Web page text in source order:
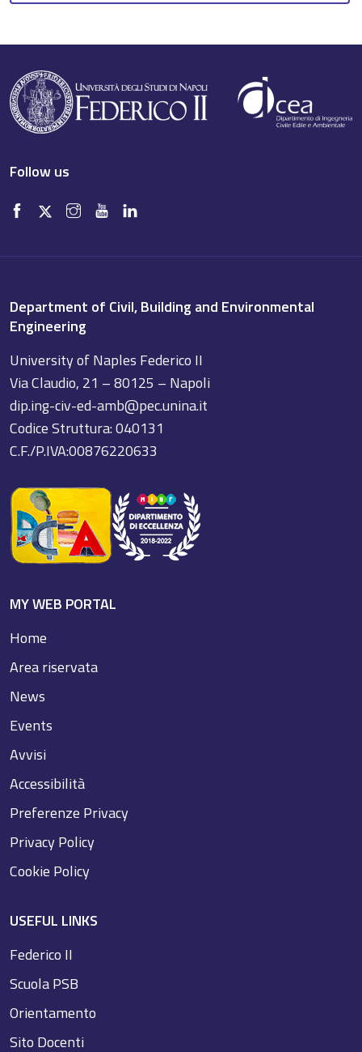
Follow us
Department of Civil, Building and Environmental
Engineering
University of Naples Federico II
Via Claudio, 21 – 80125 – Napoli
dip.ing-civ-ed-amb@pec.unina.it
Codice Struttura: 040131
C.F./P.IVA:00876220633
MY WEB PORTAL
Home
Area riservata
News
Events
Avvisi
Accessibilità
Preferenze Privacy
Privacy Policy
Cookie Policy
USEFUL LINKS
Federico II
Scuola PSB
Orientamento
Sito Docenti